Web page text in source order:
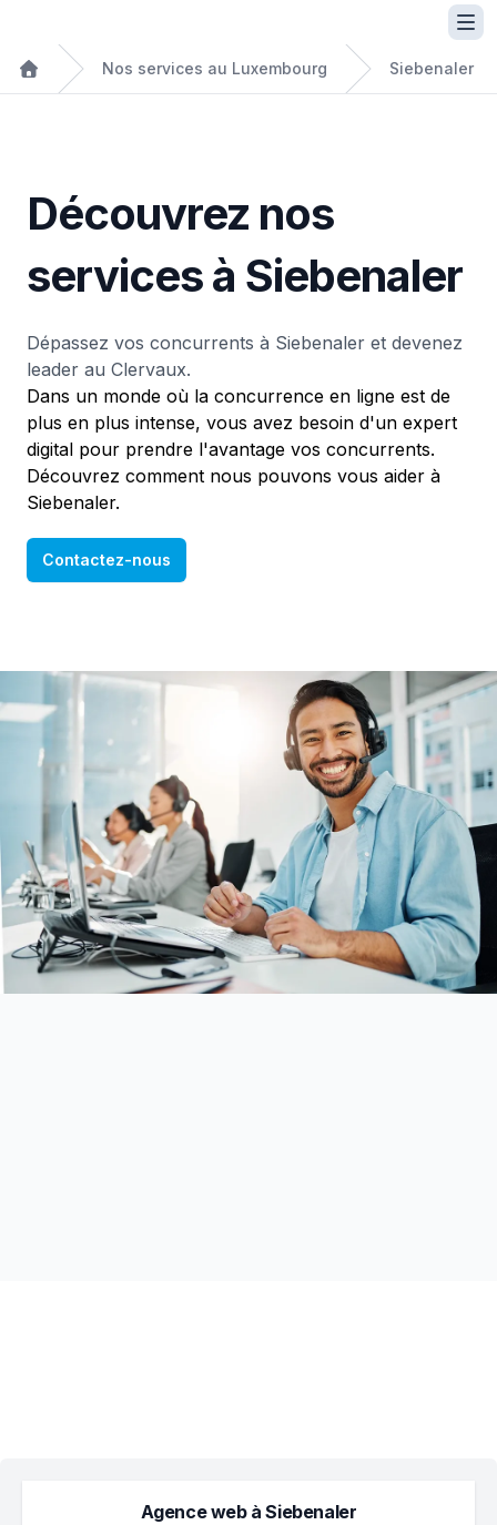
Nos services au Luxembourg Siebenaler
Découvrez nos
services à Siebenaler
Dépassez vos concurrents à Siebenaler et devenez
leader au Clervaux.
Dans un monde où la concurrence en ligne est de
plus en plus intense, vous avez besoin d'un expert
digital pour prendre l'avantage vos concurrents.
Découvrez comment nous pouvons vous aider à
Siebenaler.
Contactez-nous
Agence web à Siebenaler